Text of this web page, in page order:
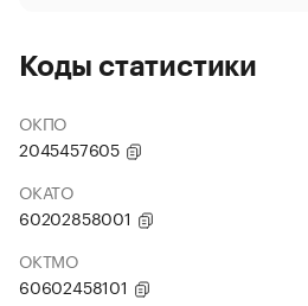
Коды статистики
ОКПО
2045457605
ОКАТО
60202858001
ОКТМО
60602458101